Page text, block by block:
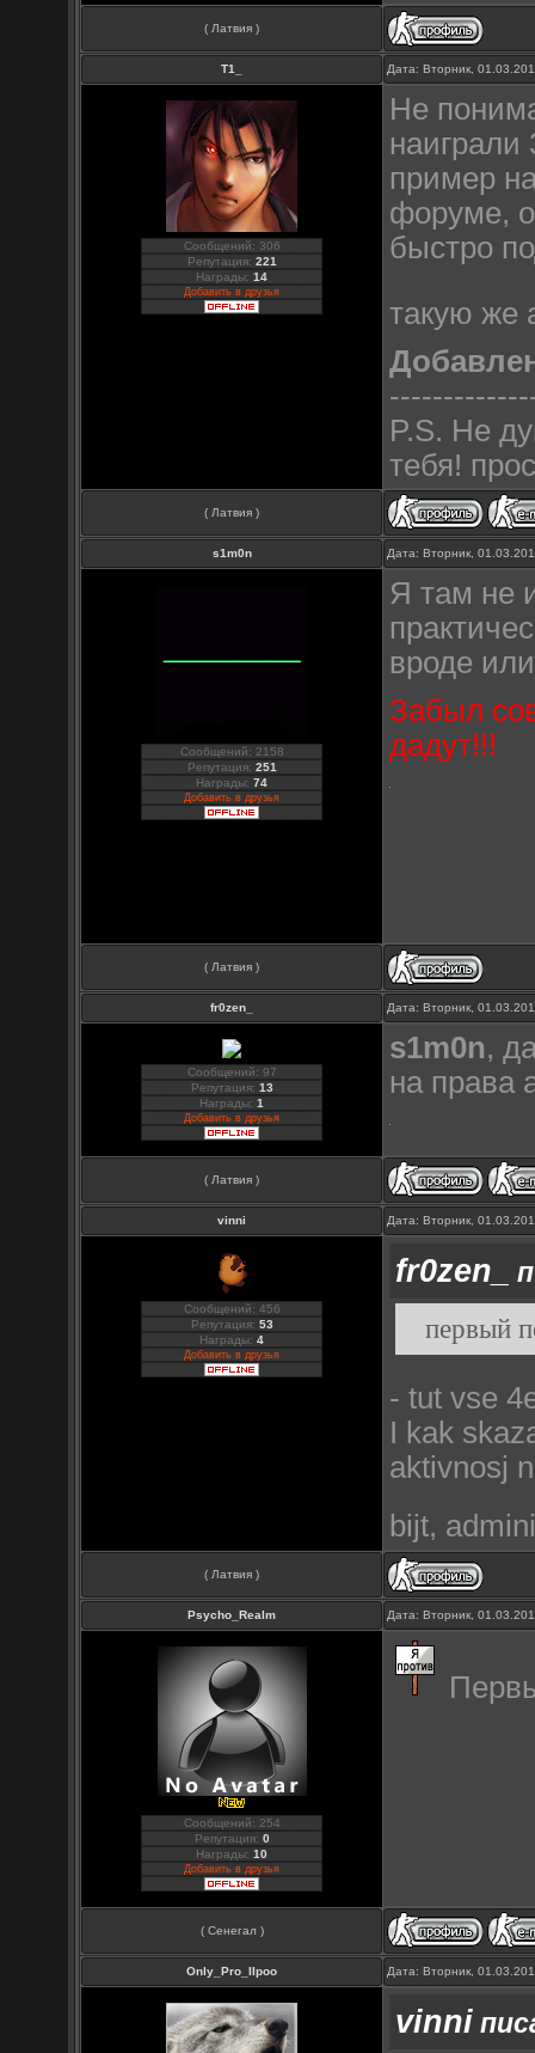
( Латвия )
Т1_ Дата: Вторник,
Сообщений: 306
Репутация: 221
Награды:14
Добавить в друзья
Не
пример
форуме,
быстро
такую же
P.S. Не
тебя!
( Латвия )
s1m0n Дата: Вторник,
Сообщений: 2158
Репутация: 251
Награды:74
Добавить в друзья
Я там не
вроде
Забыл
дадут!!!
( Латвия )
fr0zen_ Дата: Вторник,
Сообщений: 97
Репутация: 13
Награды:1
Добавить в друзья
s1m0n,
на права
( Латвия )
vinni Дата: Вторник,
Сообщений: 456
Репутация: 53
Награды:4
Добавить в друзья
fr0zen_
первый
- tut vse
I kak
aktivnosj
bijt,
( Латвия )
Psycho_Realm Дата: Вторник,
Сообщений: 254
Репутация: 0
Награды:10
Добавить в друзья
( Сенегал )
Only_Pro_IIpoo Дата: Вторник,
vinni